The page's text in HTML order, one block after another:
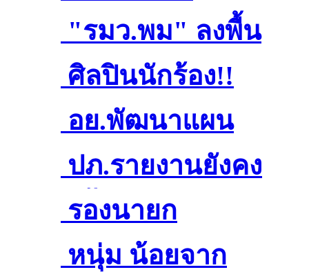
"รมว.พม" ลงพื้น
ที่ จ.อำนาจเจริญ
เยี่ยมเยียนช่วย
เหลือครอบครัวผู้สู
งอ...
"รมว.พม" ลงพื้นที่
ศิลปินนักร้อง!!
ร่วมร้องเพลงเปิด
หมวกขอรับ
บริจาคช่วยเหลือผู้
ประสบภัย...
อย.พัฒนาแผน
ร่วมภาคประชา
สังคมกำหนดการ
ทำงานเชิง
ปภ.รายงานยังคง
มีพื้นที่ประสบภัย
จากพายุโพดุล 10
รองนายก
รัฐมนตรีและคณะ
หนุ่ม น้อยจาก